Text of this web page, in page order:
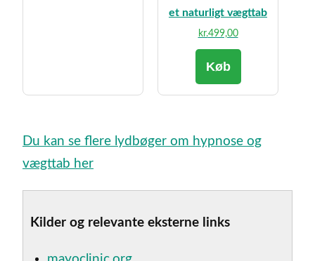
et naturligt vægttab
kr.499,00
Køb
Du kan se flere lydbøger om hypnose og
vægttab her
Kilder og relevante eksterne links